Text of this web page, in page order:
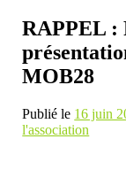
RAPPEL :
MOB28
Publié le 16 juin
l'association